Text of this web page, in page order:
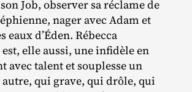
Job, observer sa réclame de
nager avec Adam et
eaux d’Éden. Rébecca
elle aussi, une infidèle en
avec talent et souplesse un
qui grave, qui drôle, qui